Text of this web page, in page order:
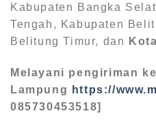
Kabupaten Bangka
Tengah, Kabupaten
Belitung Timur, dan
Melayani pengiriman
Lampung
https://
085730453518]